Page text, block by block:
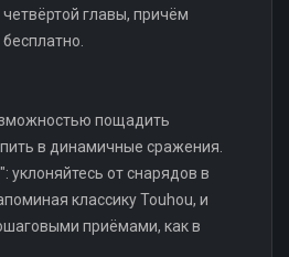
главы, причём
пощадить
в динамичные сражения.
уклоняйтесь от снарядов в
классику Touhou, и
приёмами, как в